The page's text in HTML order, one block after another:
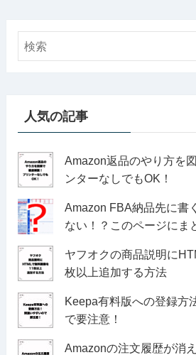
人気の記事
Amazon返品のやり方を
ンターなしでもOK！
Amazon FBA納品先に書
ない！？このページにま
ヤフオクの商品説明に
枚以上追加する方法
Keepa有料版への登録方
で要注意！
Amazonの注文履歴が消